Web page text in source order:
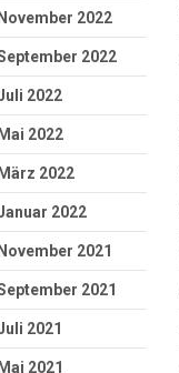
November 2022
2022
2022
Mai 2022
März 2022
2022
November 2021
2021
2021
Mai 2021